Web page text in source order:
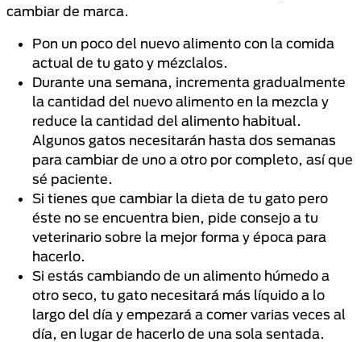
cambiar de marca.
Pon un poco del nuevo alimento con la comida
actual de tu gato y mézclalos.
Durante una semana, incrementa gradualmente
la cantidad del nuevo alimento en la mezcla y
reduce la cantidad del alimento habitual.
Algunos gatos necesitarán hasta dos semanas
para cambiar de uno a otro por completo, así que
sé paciente.
Si tienes que cambiar la dieta de tu gato pero
éste no se encuentra bien, pide consejo a tu
veterinario sobre la mejor forma y época para
hacerlo.
Si estás cambiando de un alimento húmedo a
otro seco, tu gato necesitará más líquido a lo
largo del día y empezará a comer varias veces al
día, en lugar de hacerlo de una sola sentada.